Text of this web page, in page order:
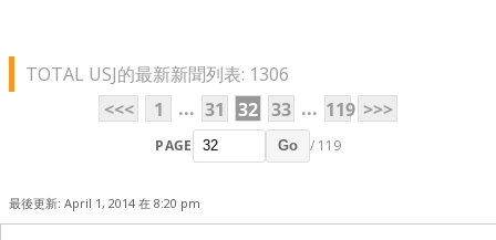
TOTAL USJ的最新新聞列表: 1306
<<<
1 ... 31 32 33 ... 119 >>>
PAGE Go / 119
最後更新: April 1, 2014 在 8:20 pm